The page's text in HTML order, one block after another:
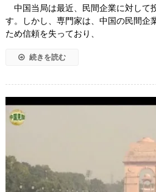
中国当局は最近、民間企業に対して
す。しかし、専門家は、中国の民間企
ため信頼を失っており、
続きを読む